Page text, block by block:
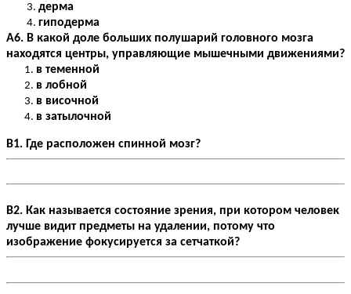
дерма
гиподерма
А6. В какой доле больших полушарий головного мозга
находятся центры, управляющие мышечными движениями?
в теменной
в лобной
в височной
в затылочной
В1. Где расположен спинной мозг?
В2. Как называется состояние зрения, при котором человек
лучше видит предметы на удалении, потому что
изображение фокусируется за сетчаткой?